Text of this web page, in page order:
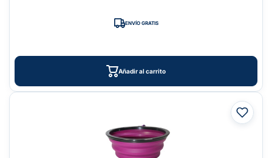
ENVÍO GRATIS
Añadir al carrito